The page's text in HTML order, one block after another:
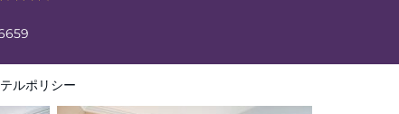
ルポリシー